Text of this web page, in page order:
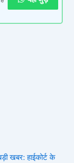
खबर: हाईकोर्ट के